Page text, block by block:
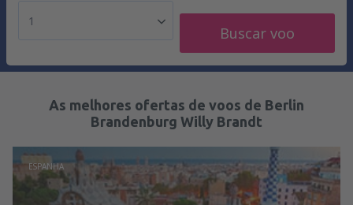
1
Buscar voo
As melhores ofertas de voos de Berlin
Brandenburg Willy Brandt
ESPANHA